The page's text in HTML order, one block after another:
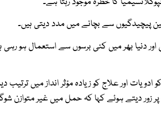
پیچیدگیوں سے بچانے میں مدد دیتی ہیں۔
دنیا بھر میں کئی برسوں سے استعمال ہو رہی
اور علاج کو زیادہ مؤثر انداز میں ترتیب
دیتے ہوئے کہا کہ حمل میں غیر متوازن